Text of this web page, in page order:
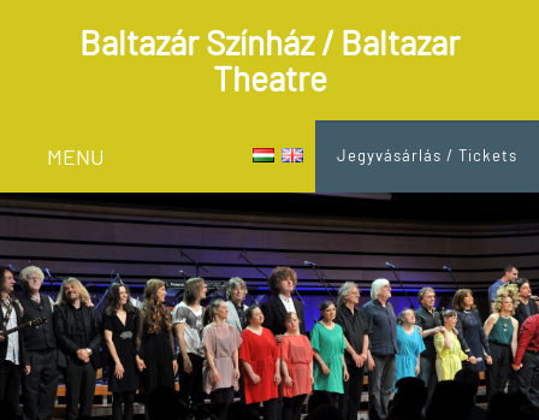
Baltazár Színház / Baltazar
Theatre
MENU Jegyvásárlás / Tickets